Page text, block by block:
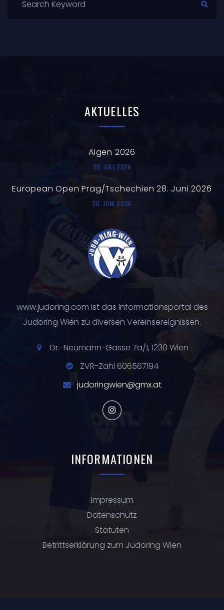
AKTUELLES
Aigen 2026
20. JULI 2026
European Open Prag/Tschechien 28. Juni 2026
30. JUNI 2026
www.judoring.com ist das Informationsportal des
Judoring Wien zu diversen Vereinsereignissen.
Dr.-Neumann-Gasse 7a/1, 1230 Wien
ZVR-Zahl 606567194
judoringwien@gmx.at
INFORMATIONEN
Impressum
Datenschutz
Statuten
Betrittserklärung zum Judoring Wien